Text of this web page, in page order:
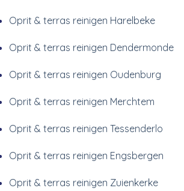
Oprit & terras reinigen Harelbeke
Oprit & terras reinigen Dendermonde
Oprit & terras reinigen Oudenburg
Oprit & terras reinigen Merchtem
Oprit & terras reinigen Tessenderlo
Oprit & terras reinigen Engsbergen
Oprit & terras reinigen Zuienkerke